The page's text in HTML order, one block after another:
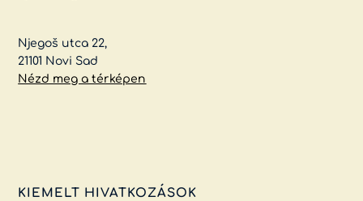
Njegoš utca 22,
21101 Novi Sad
Nézd meg a térképen
KIEMELT HIVATKOZÁSOK